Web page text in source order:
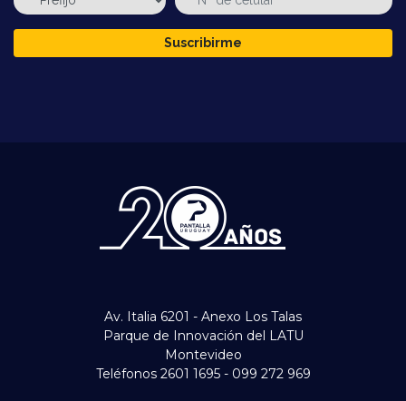
Suscribirme
Av. Italia 6201 - Anexo Los Talas
Parque de Innovación del LATU
Montevideo
Teléfonos 2601 1695 - 099 272 969